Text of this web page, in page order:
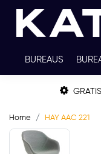
BUREAUS
TWEEDEHANDS
Home HAY AAC 221